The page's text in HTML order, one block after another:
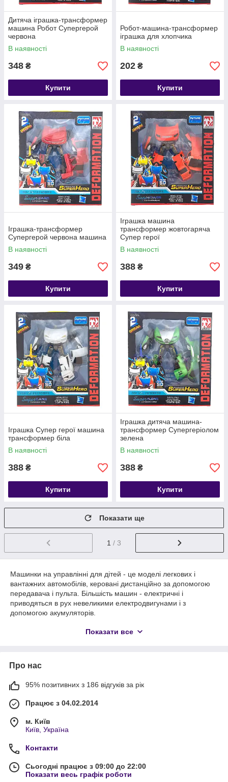
Дитяча іграшка-трансформер
машина Робот Супергерой
червона
В наявності
348 ₴
Купити
Робот-машина-трансформер
іграшка для хлопчика
В наявності
202 ₴
Купити
Іграшка-трансформер
Супергерой червона машина
В наявності
349 ₴
Купити
Іграшка машина
трансформер жовтогаряча
Супер герої
В наявності
388 ₴
Купити
Іграшка Супер герої машина
трансформер біла
В наявності
388 ₴
Купити
Іграшка дитяча машина-
трансформер Супергеріолом
зелена
В наявності
388 ₴
Купити
Показати ще
1 / 3
Машинки на управлінні для дітей - це моделі легкових і
вантажних автомобілів, керовані дистанційно за допомогою
передавача і пульта. Більшість машин - електричні і
приводяться в рух невеликими електродвигунами і з
допомогою акумуляторів.
моделі RC-автомобілів, як наприклад, дитячий автомобіль
призначені для більш рівного покриття, зазвичай обмежені
підвіскою і оптимізовані для швидкості.
Раніше для зборки і запуску просунутих моделей на
радіоуправлінні був потрібен пристойний рівень знань, то
останнім часом все більшу популярність здобувають готові
моделі. Радіокеровані машини для дітей цього типу не
вимагають такого складного рівня збірки, як набори. У
більшості випадків кузова цих машин вже пофарбовані з
машина зібрана.
Дитячі іграшки машинки для хлопчиків
Показати все
Про нас
95% позитивних з 186 відгуків за рік
Працює з 04.02.2014
м. Київ
Київ, Україна
Контакти
Сьогодні працює з 09:00 до 22:00
Показати весь графік роботи